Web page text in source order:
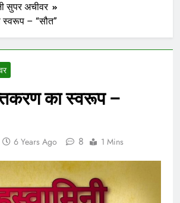
सुपर अचीवर
स्वरूप – “सौत”
का स्वरूप –
6 Years Ago 8 1 Mins